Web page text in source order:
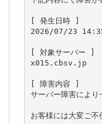
[ 発生日時 ]
2026/07/23
[ 対象サーバー ]
x015.cbsv.jp
[ 障害内容 ]
サーバー障害により
お客様には大変ご